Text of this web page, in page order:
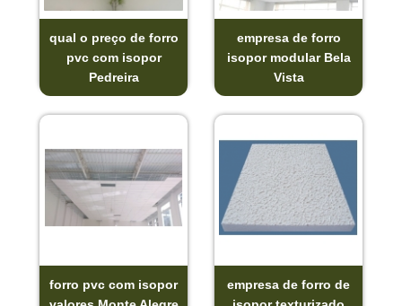
qual o preço de forro
pvc com isopor
Pedreira
empresa de forro
isopor modular Bela
Vista
forro pvc com isopor
empresa de forro de